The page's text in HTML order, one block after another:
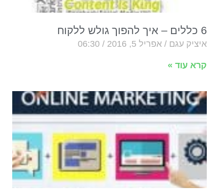
6 כללים – איך להפוך גולש ללקוח
איציק עגם אפריל 5, 2016
קרא עוד »